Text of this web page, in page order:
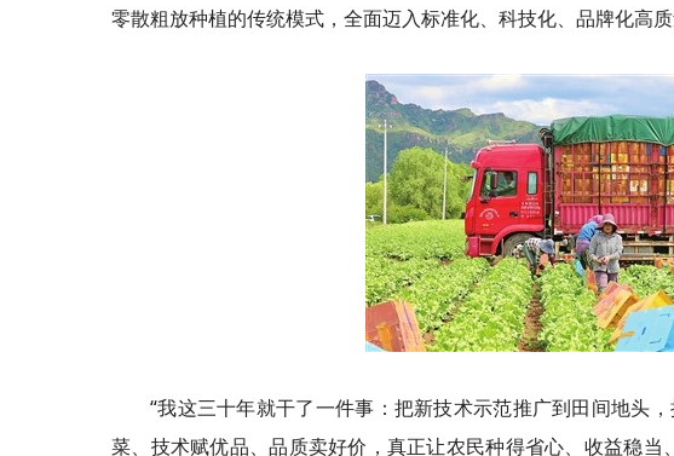
零散粗放种植的传统模式，全面迈入标准化、科技化、品牌化高质
“我这三十年就干了一件事：把新技术示范推广到田间地头
菜、技术赋优品、品质卖好价，真正让农民种得省心、收益稳